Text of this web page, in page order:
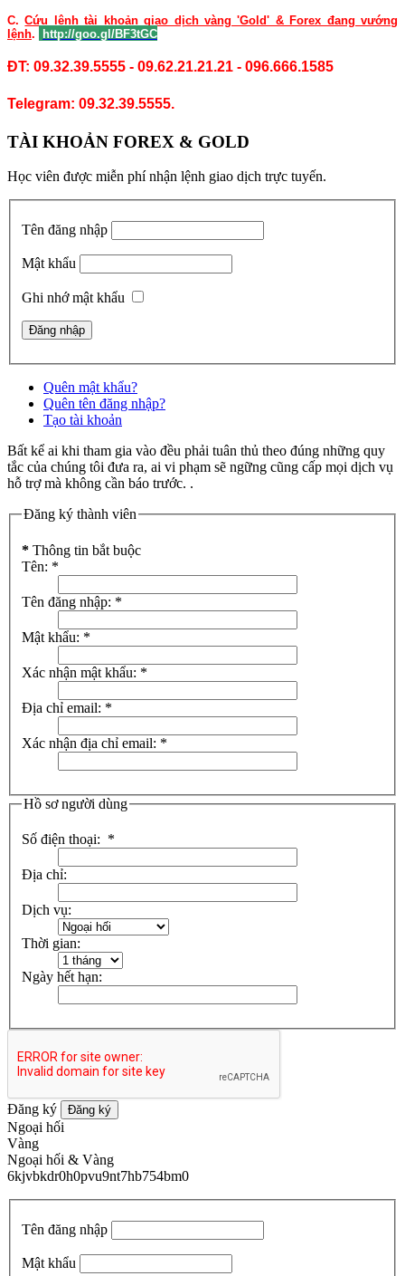
C.Cứu lệnh tài khoản giao dịch vàng 'Gold' & Forex đang vướng
lệnh. http://goo.gl/BF3tGC
ĐT: 09.32.39.5555 - 09.62.21.21.21 - 096.666.1585
Telegram: 09.32.39.5555.
TÀI KHOẢN FOREX & GOLD
Học viên được miễn phí nhận lệnh giao dịch trực tuyến.
Tên đăng nhập
Mật khẩu
Ghi nhớ mật khẩu
Quên mật khẩu?
Quên tên đăng nhập?
Tạo tài khoản
Bất kể ai khi tham gia vào đều phải tuân thủ theo đúng những quy
tắc của chúng tôi đưa ra, ai vi phạm sẽ ngững cũng cấp mọi dịch vụ
hỗ trợ mà không cần báo trước. .
Đăng ký thành viên
* Thông tin bắt buộc
Tên: *
Tên đăng nhập: *
Mật khẩu: *
Xác nhận mật khẩu: *
Địa chỉ email: *
Xác nhận địa chỉ email: *
Hồ sơ người dùng
Số điện thoại: *
Địa chỉ:
Dịch vụ:
Thời gian:
Ngày hết hạn:
Đăng ký Đăng ký
Ngoại hối
Vàng
Ngoại hối & Vàng
6kjvbkdr0h0pvu9nt7hb754bm0
Tên đăng nhập
Mật khẩu